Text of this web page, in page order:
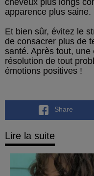
apparence plus saine.
Et bien sûr, évitez le
de consacrer plus de
santé. Après tout,
résolution de tout
émotions positives !
Share
Lire la suite